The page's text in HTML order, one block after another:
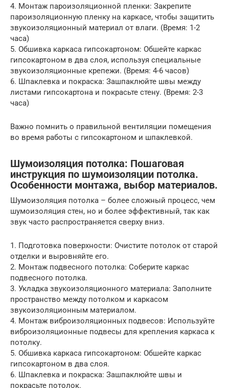
4. Монтаж пароизоляционной пленки: Закрепите
пароизоляционную пленку на каркасе, чтобы защитить
звукоизоляционный материал от влаги. (Время: 1-2
часа)
5. Обшивка каркаса гипсокартоном: Обшейте каркас
гипсокартоном в два слоя, используя специальные
звукоизоляционные крепежи. (Время: 4-6 часов)
6. Шпаклевка и покраска: Зашпаклюйте швы между
листами гипсокартона и покрасьте стену. (Время: 2-3
часа)
Важно помнить о правильной вентиляции помещения
во время работы с гипсокартоном и шпаклевкой.
Шумоизоляция потолка: Пошаговая
инструкция по шумоизоляции потолка.
Особенности монтажа, выбор материалов.
Шумоизоляция потолка – более сложный процесс, чем
шумоизоляция стен, но и более эффективный, так как
звук часто распространяется сверху вниз.
1. Подготовка поверхности: Очистите потолок от старой
отделки и выровняйте его.
2. Монтаж подвесного потолка: Соберите каркас
подвесного потолка.
3. Укладка звукоизоляционного материала: Заполните
пространство между потолком и каркасом
звукоизоляционным материалом.
4. Монтаж виброизоляционных подвесов: Используйте
виброизоляционные подвесы для крепления каркаса к
потолку.
5. Обшивка каркаса гипсокартоном: Обшейте каркас
гипсокартоном в два слоя.
6. Шпаклевка и покраска: Зашпаклюйте швы и
покрасьте потолок.